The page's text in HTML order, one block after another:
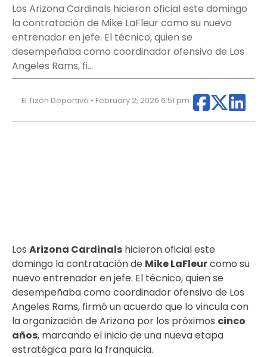
Los Arizona Cardinals hicieron oficial este domingo
la contratación de Mike LaFleur como su nuevo
entrenador en jefe. El técnico, quien se
desempeñaba como coordinador ofensivo de Los
Angeles Rams, fi…
El Tizón Deportivo • February 2, 2026 6:51 pm
Los Arizona Cardinals hicieron oficial este
domingo la contratación de Mike LaFleurcomo su
nuevo entrenador en jefe. El técnico, quien se
desempeñaba como coordinador ofensivo de Los
Angeles Rams, firmó un acuerdo que lo vincula con
la organización de Arizona por los próximos cinco
años, marcando el inicio de una nueva etapa
estratégica para la franquicia.